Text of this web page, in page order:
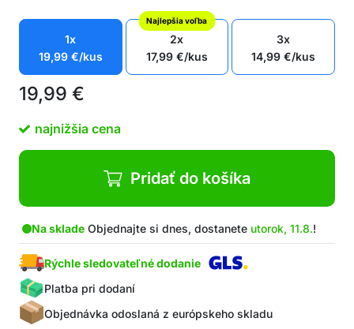
je odolný proti opotrebeniu. Presne a profesionálne
nanášajte silikón do kúpeľne, kuchyne, okien, dverí,
špár, medzier a iných otvorov.
Jednoduché použitie
Rovnomerné
3 rôzne rozmery
GRÁTIS dostanete ešte aj odstraňovač silikónu a
uzáver na tubu
Široký rozsah použitia
1x
19,99 €/kus
Najlepšia voľba
2x
17,99 €/kus
3x
14,99€/kus
19,99 €
najnižšia cena
Pridať do košíka
Na sklade Objednajte si dnes, dostanete utorok, 11.8.!
Rýchle sledovateľné dodanie
Platba pri dodaní
Objednávka odoslaná z európskeho skladu